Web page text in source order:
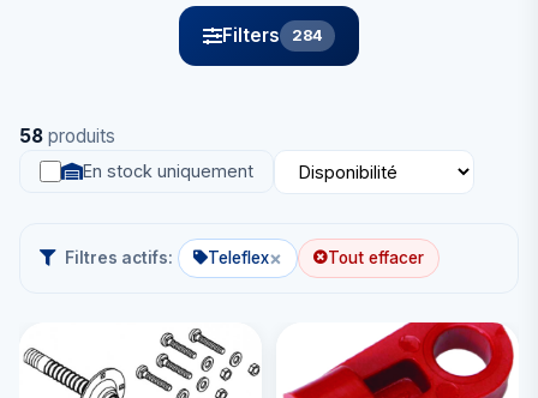
Filters 284
58 produits
En stock uniquement
Filtres actifs: Teleflex× Tout effacer